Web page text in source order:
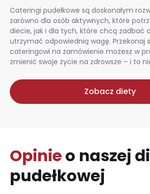
Cateringi pudełkowe są doskonałym
zarówno dla osób aktywnych, które
diecie, jak i dla tych, które chcą zadbać
utrzymać odpowiednią wagę. Przekonaj
cateringowi na zamówienie możesz w
zmienić swoje życie na zdrowsze – i to
Zobacz diety
Opinieo naszej
pudełkowej